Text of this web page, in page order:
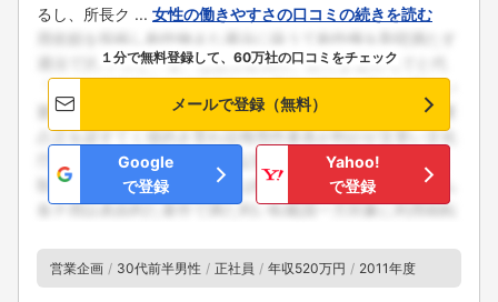
るし、所長ク ... 女性の働きやすさの口コミの続きを読む
１分で無料登録して、60万社の口コミをチェック
メールで登録（無料）
Google
で登録
Yahoo!
で登録
営業企画 30代前半男性 正社員 年収520万円 2011年度